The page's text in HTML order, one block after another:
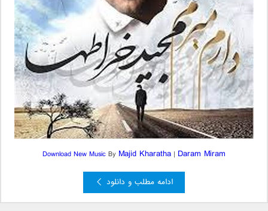
Download New MusicBy Majid Kharatha | Daram Miram
ادامه مطلب و دانلود